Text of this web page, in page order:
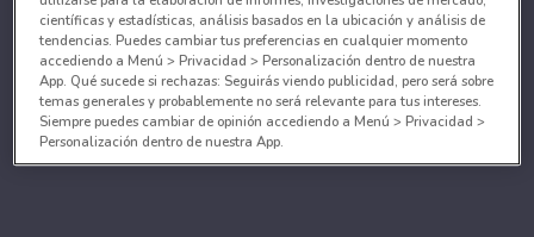
científicas y estadísticas, análisis basados en la ubicación y análisis de
tendencias. Puedes cambiar tus preferencias en cualquier momento
accediendo a Menú > Privacidad > Personalización dentro de nuestra
App. Qué sucede si rechazas: Seguirás viendo publicidad, pero será sobre
temas generales y probablemente no será relevante para tus intereses.
Siempre puedes cambiar de opinión accediendo a Menú > Privacidad >
Personalización dentro de nuestra App.